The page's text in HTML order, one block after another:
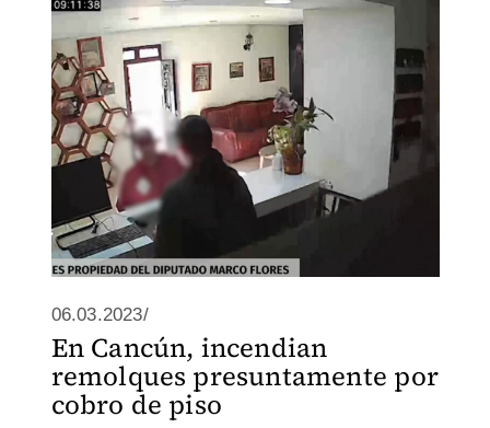
06.03.2023/
En Cancún, incendian
remolques presuntamente por
cobro de piso